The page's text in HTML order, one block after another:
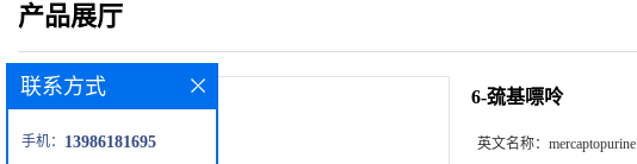
产品展厅
6-巯基嘌呤
英文名称： mercaptopurine
联系方式
手机： 13986181695